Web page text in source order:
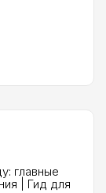
главные
| Гид для